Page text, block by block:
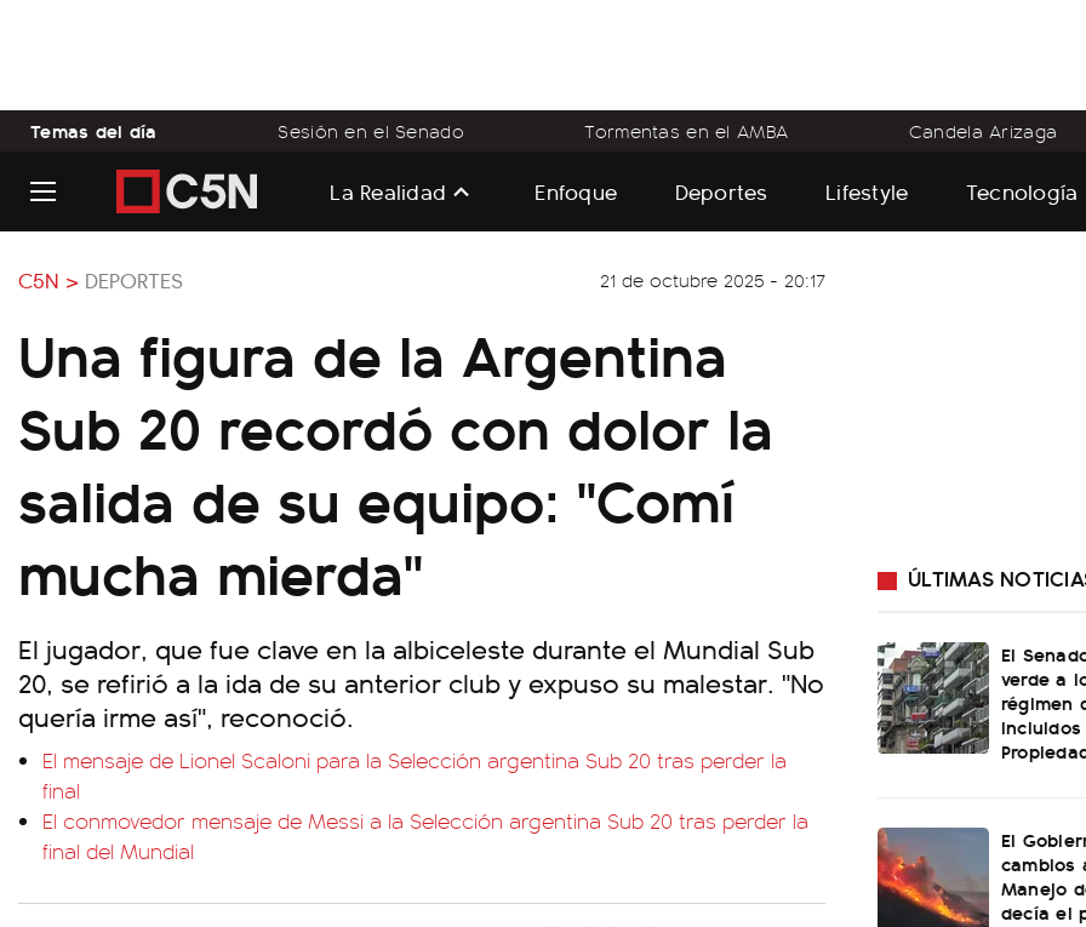
Temas del día Sesión en el Senado Tormentas en el AMBA Candela Arizaga
La Realidad Enfoque Deportes Lifestyle Tecnología
C5N > DEPORTES 21 de octubre 2025 - 20:17
Una figura de la Argentina
Sub 20 recordó con dolor la
salida de su equipo: "Comí
mucha mierda"
El jugador, que fue clave en la albiceleste durante el Mundial Sub
20, se refirió a la ida de su anterior club y expuso su malestar. "No
quería irme así", reconoció.
El mensaje de Lionel Scaloni para la Selección argentina Sub 20 tras perder la
final
El conmovedor mensaje de Messi a la Selección argentina Sub 20 tras perder la
final del Mundial
ÚLTIMAS
El
verde a
régimen
El
cambios
Manejo
decía el